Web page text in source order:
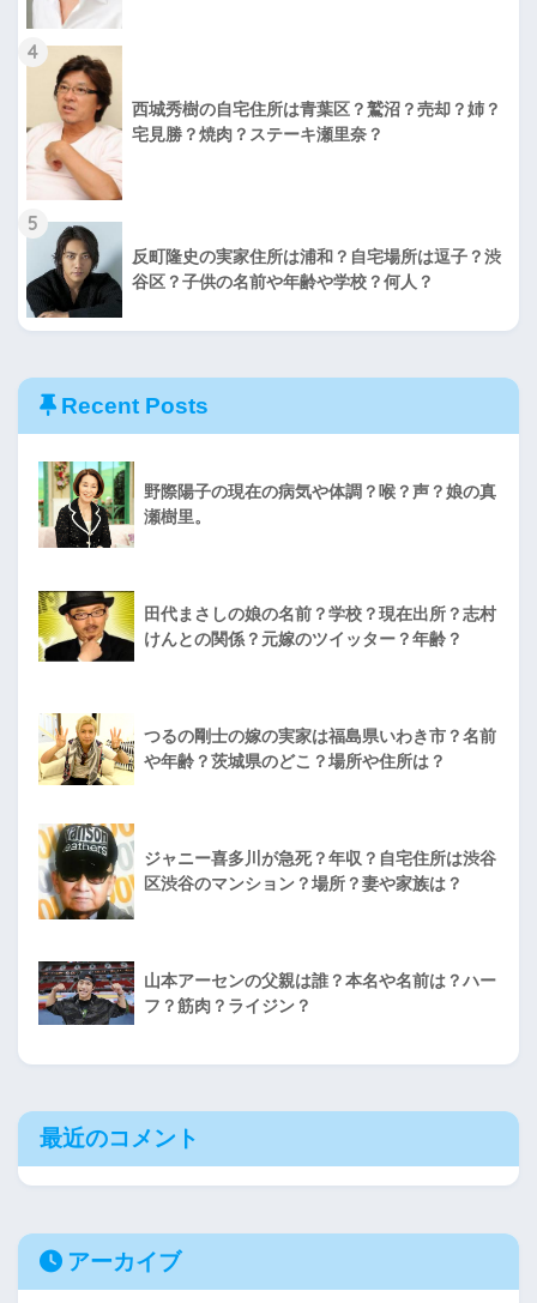
4
西城秀樹の自宅住所は青葉区？鷲沼？売却？姉？
宅見勝？焼肉？ステーキ瀬里奈？
5
反町隆史の実家住所は浦和？自宅場所は逗子？渋
谷区？子供の名前や年齢や学校？何人？
Recent Posts
野際陽子の現在の病気や体調？喉？声？娘の真
瀬樹里。
田代まさしの娘の名前？学校？現在出所？志村
けんとの関係？元嫁のツイッター？年齢？
つるの剛士の嫁の実家は福島県いわき市？名前
や年齢？茨城県のどこ？場所や住所は？
ジャニー喜多川が急死？年収？自宅住所は渋谷
区渋谷のマンション？場所？妻や家族は？
山本アーセンの父親は誰？本名や名前は？ハー
フ？筋肉？ライジン？
最近のコメント
アーカイブ